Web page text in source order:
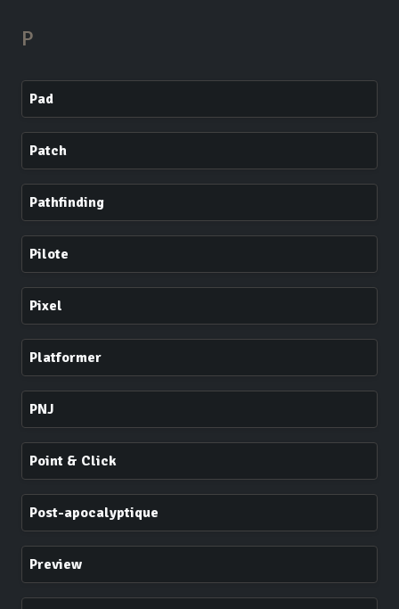
P
Pad
Patch
Pathfinding
Pilote
Pixel
Platformer
PNJ
Point & Click
Post-apocalyptique
Preview